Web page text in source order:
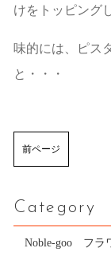
けをトッピング
味的には、ピス
と・・・
前ページ
Category
Noble-goo フラ